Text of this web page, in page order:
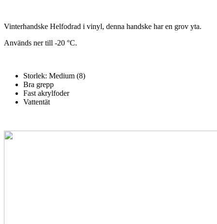
Vinterhandske Helfodrad i vinyl, denna handske har en grov yta.
Används ner till -20 °C.
Storlek: Medium (8)
Bra grepp
Fast akrylfoder
Vattentät